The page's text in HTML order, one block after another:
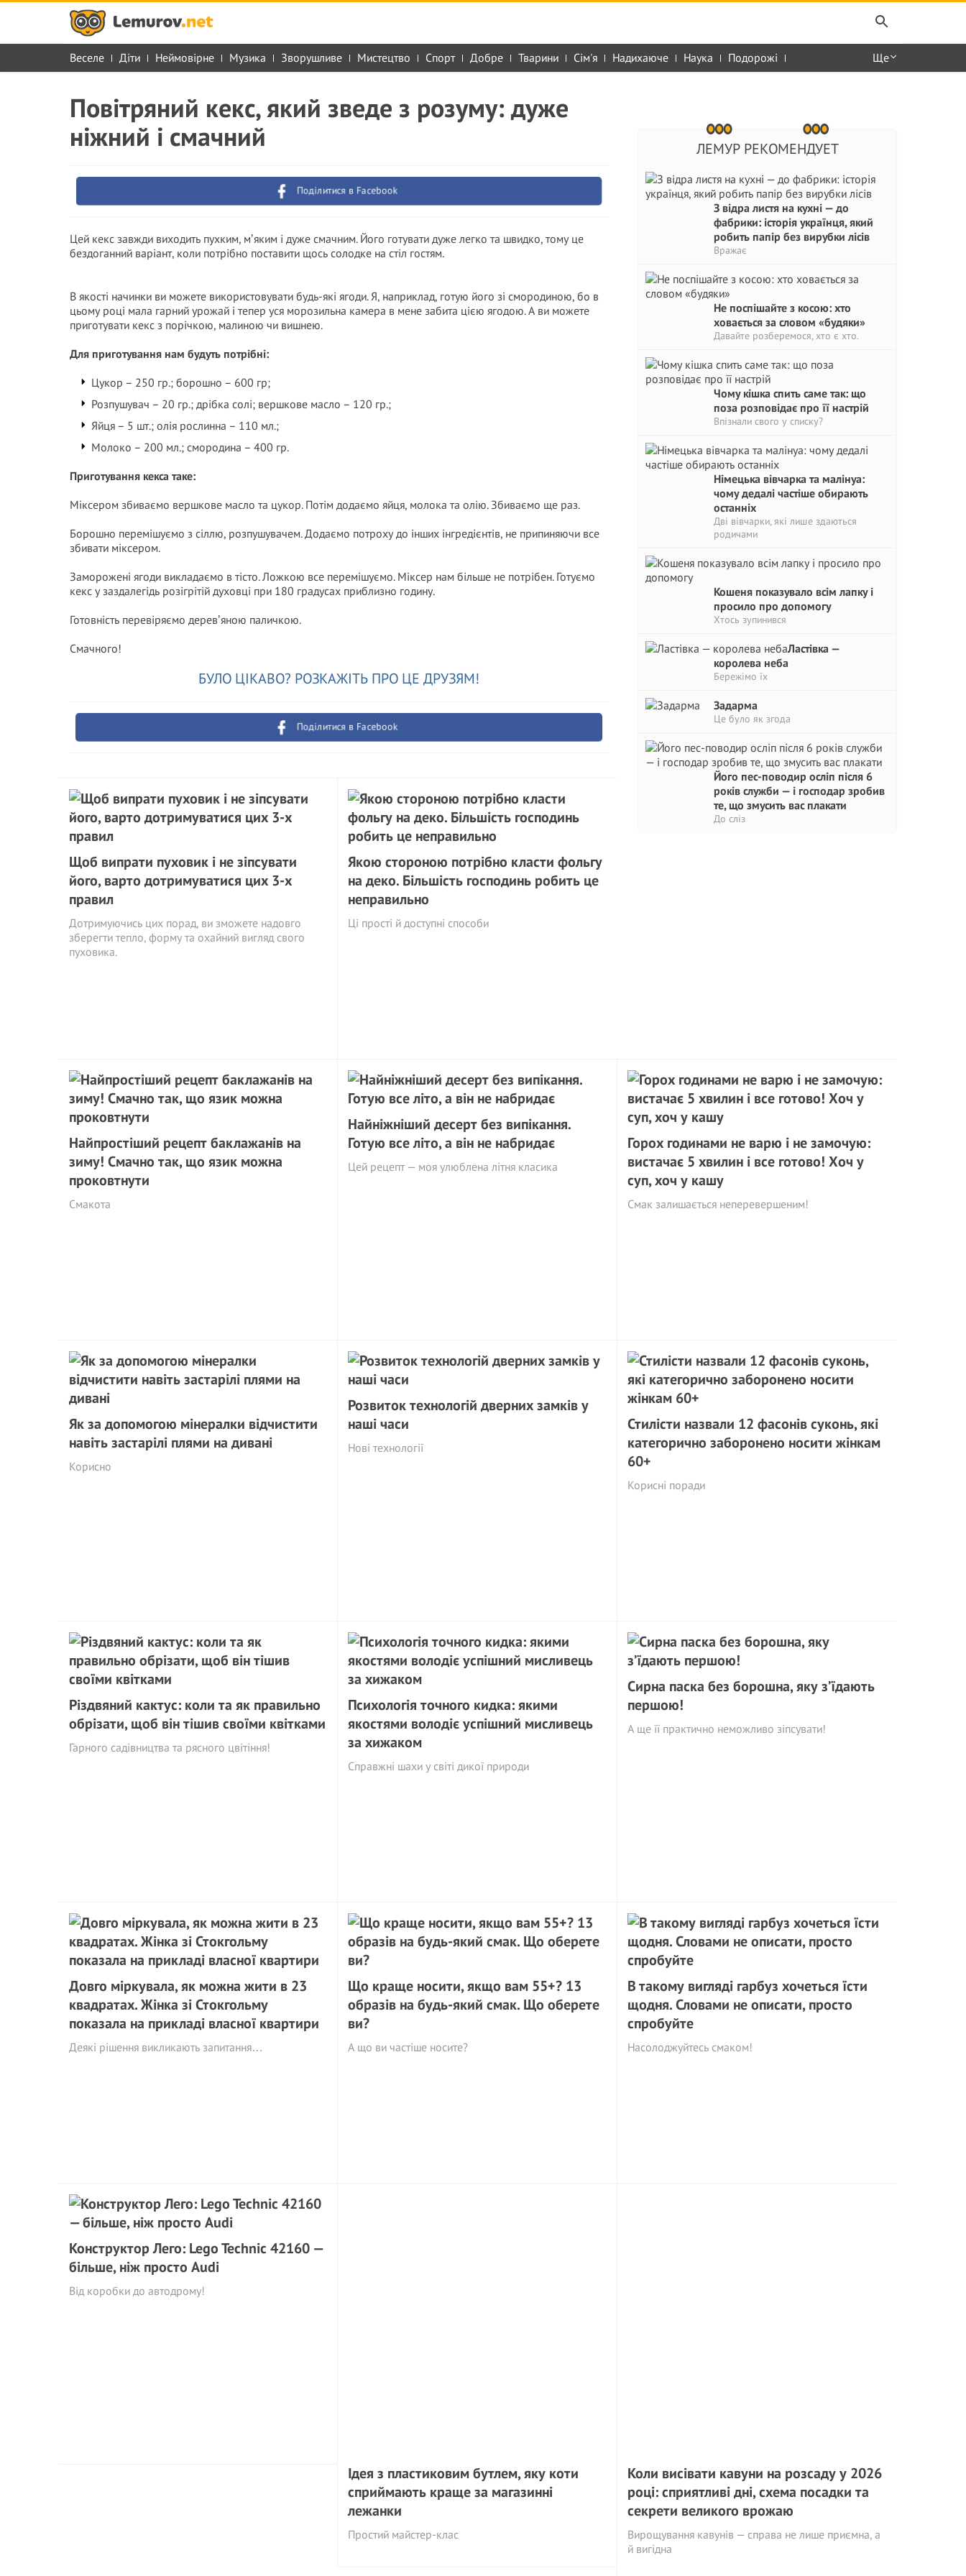
Веселе Діти Неймовірне Музика Зворушливе Мистецтво Спорт Добре Тварини Сім'я Надихаюче Наука Подорожі Ще
ЛЕМУР РЕКОМЕНДУЕТ
З відра листя на кухні — до
фабрики: історія українця, який
робить папір без вирубки лісів
Вражає
Не поспішайте з косою: хто
ховається за словом «будяки»
Давайте розберемося, хто є хто.
Чому кішка спить саме так: що
поза розповідає про її настрій
Впізнали свого у списку?
Німецька вівчарка та малінуа:
чому дедалі частіше обирають
останніх
Дві вівчарки, які лише здаються
родичами
Кошеня показувало всім лапку і
просило про допомогу
Хтось зупинився
Ластівка —
королева неба
Бережімо їх
Задарма
Це було як згода
Його пес-поводир осліп після 6
років служби — і господар зробив
те, що змусить вас плакати
До сліз
Повітряний кекс, який зведе з розуму: дуже
ніжний і смачний
Поділитися в Facebook
Цей кекс завжди виходить пухким, мʼяким і дуже смачним. Його готувати дуже легко та швидко, тому це
бездоганний варіант, коли потрібно поставити щось солодке на стіл гостям.
В якості начинки ви можете використовувати будь-які ягоди. Я, наприклад, готую його зі смородиною, бо в
цьому році мала гарний урожай і тепер уся морозильна камера в мене забита цією ягодою. А ви можете
приготувати кекс з порічкою, малиною чи вишнею.
Для приготування нам будуть потрібні:
Цукор – 250 гр.; борошно – 600 гр;
Розпушувач – 20 гр.; дрібка солі; вершкове масло – 120 гр.;
Яйця – 5 шт.; олія рослинна – 110 мл.;
Молоко – 200 мл.; смородина – 400 гр.
Приготування кекса таке:
Міксером збиваємо вершкове масло та цукор. Потім додаємо яйця, молока та олію. Збиваємо ще раз.
Борошно перемішуємо з сіллю, розпушувачем. Додаємо потроху до інших інгредієнтів, не припиняючи все
збивати міксером.
Заморожені ягоди викладаємо в тісто. Ложкою все перемішуємо. Міксер нам більше не потрібен. Готуємо
кекс у заздалегідь розігрітій духовці при 180 градусах приблизно годину.
Готовність перевіряємо деревʼяною паличкою.
Смачного!
БУЛО ЦІКАВО? РОЗКАЖІТЬ ПРО ЦЕ ДРУЗЯМ!
Поділитися в Facebook
Щоб випрати пуховик і не зіпсувати
його, варто дотримуватися цих 3-х
правил
Дотримуючись цих порад, ви зможете надовго
зберегти тепло, форму та охайний вигляд свого
пуховика.
Якою стороною потрібно класти фольгу
на деко. Більшість господинь робить це
неправильно
Ці прості й доступні способи
Найпростіший рецепт баклажанів на
зиму! Смачно так, що язик можна
проковтнути
Смакота
Найніжніший десерт без випікання.
Готую все літо, а він не набридає
Цей рецепт — моя улюблена літня класика
Горох годинами не варю і не замочую:
вистачає 5 хвилин і все готово! Хоч у
суп, хоч у кашу
Смак залишається неперевершеним!
Як за допомогою мінералки відчистити
навіть застарілі плями на дивані
Корисно
Розвиток технологій дверних замків у
наші часи
Нові технології
Стилісти назвали 12 фасонів суконь, які
категорично заборонено носити жінкам
60+
Корисні поради
Різдвяний кактус: коли та як правильно
обрізати, щоб він тішив своїми квітками
Гарного садівництва та рясного цвітіння!
Психологія точного кидка: якими
якостями володіє успішний мисливець
за хижаком
Справжні шахи у світі дикої природи
Сирна паска без борошна, яку з’їдають
першою!
А ще її практично неможливо зіпсувати!
Довго міркувала, як можна жити в 23
квадратах. Жінка зі Стокгольму
показала на прикладі власної квартири
Деякі рішення викликають запитання…
Що краще носити, якщо вам 55+? 13
образів на будь-який смак. Що оберете
ви?
А що ви частіше носите?
В такому вигляді гарбуз хочеться їсти
щодня. Словами не описати, просто
спробуйте
Насолоджуйтесь смаком!
Конструктор Лего: Lego Technic 42160 —
більше, ніж просто Audi
Від коробки до автодрому!
Ідея з пластиковим бутлем, яку коти
сприймають краще за магазинні
лежанки
Простий майстер-клас
Коли висівати кавуни на розсаду у 2026
році: сприятливі дні, схема посадки та
секрети великого врожаю
Вирощування кавунів — справа не лише приємна, а
й вигідна